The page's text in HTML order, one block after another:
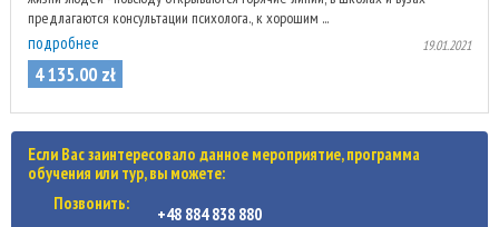
предлагаются консультации психолога., к хорошим ...
подробнее 19.01.2021
4 135.00 zł
Если Вас заинтересовало данное мероприятие, программа
обучения или тур, вы можете:
Позвонить:
+48 884 838 880